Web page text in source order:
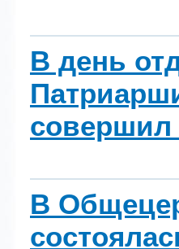
В день
совершил
В